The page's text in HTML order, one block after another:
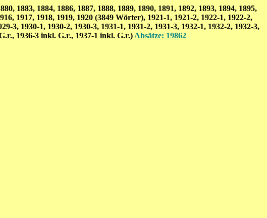
1883, 1884, 1886, 1887, 1888, 1889, 1890, 1891, 1892, 1893, 1894, 1895,
1917, 1918, 1919, 1920 (3849 Wörter), 1921-1, 1921-2, 1922-1, 1922-2,
3, 1930-1, 1930-2, 1930-3, 1931-1, 1931-2, 1931-3, 1932-1, 1932-2, 1932-3,
1936-3 inkl. G.r., 1937-1 inkl. G.r.) Absätze: 19862